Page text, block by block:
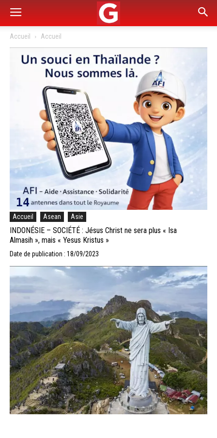
Accueil Accueil
Accueil Asean Asie
INDONÉSIE – SOCIÉTÉ : Jésus Christ ne sera plus « Isa
Almasih », mais « Yesus Kristus »
Date de publication : 18/09/2023